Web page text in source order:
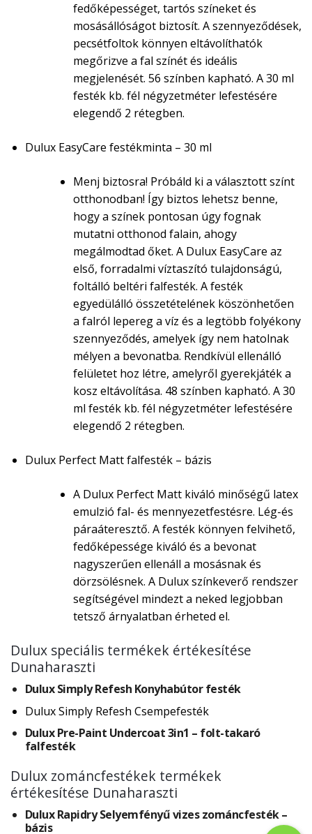
fedőképességet, tartós színeket és
mosásállóságot biztosít. A szennyeződések,
pecsétfoltok könnyen eltávolíthatók
megőrizve a fal színét és ideális
megjelenését. 56 színben kapható. A 30 ml
festék kb. fél négyzetméter lefestésére
elegendő 2 rétegben.
Dulux EasyCare festékminta – 30 ml
Menj biztosra! Próbáld ki a választott színt
otthonodban! Így biztos lehetsz benne,
hogy a színek pontosan úgy fognak
mutatni otthonod falain, ahogy
megálmodtad őket. A Dulux EasyCare az
első, forradalmi víztaszító tulajdonságú,
foltálló beltéri falfesték. A festék
egyedülálló összetételének köszönhetően
a falról lepereg a víz és a legtöbb folyékony
szennyeződés, amelyek így nem hatolnak
mélyen a bevonatba. Rendkívül ellenálló
felületet hoz létre, amelyről gyerekjáték a
kosz eltávolítása. 48 színben kapható. A 30
ml festék kb. fél négyzetméter lefestésére
elegendő 2 rétegben.
Dulux Perfect Matt falfesték – bázis
A Dulux Perfect Matt kiváló minőségű latex
emulzió fal- és mennyezetfestésre. Lég-és
páraáteresztő. A festék könnyen felvihető,
fedőképessége kiváló és a bevonat
nagyszerűen ellenáll a mosásnak és
dörzsölésnek. A Dulux színkeverő rendszer
segítségével mindezt a neked legjobban
tetsző árnyalatban érheted el.
Dulux speciális termékek értékesítése
Dunaharaszti
Dulux Simply Refesh Konyhabútor festék
Dulux Simply Refesh Csempefesték
Dulux Pre-Paint Undercoat 3in1 – folt-takaró
falfesték
Dulux zománcfestékek termékek
értékesítése Dunaharaszti
Dulux Rapidry Selyemfényű vizes zománcfesték –
bázis